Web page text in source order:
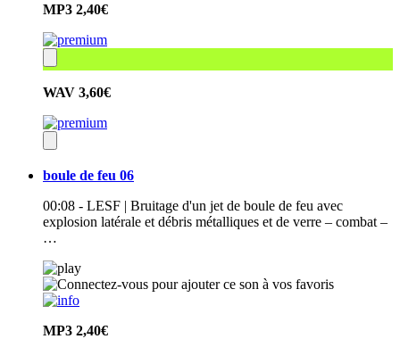
MP3 2,40€
WAV 3,60€
boule de feu 06
00:08 - LESF | Bruitage d'un jet de boule de feu avec
explosion latérale et débris métalliques et de verre – combat –
…
MP3 2,40€